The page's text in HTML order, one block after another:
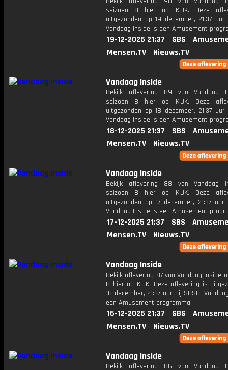
seizoen 8 hier op KIJK. Deze
uitgezonden op 19 december, 21:37
Vandaag Inside is een Amusement
19-12-2025 21:37 SBS
Mensen.TV
Nieuws.TV
Vandaag Inside
Bekijk aflevering 89 van Vandaag
seizoen 8 hier op KIJK. Deze
uitgezonden op 18 december, 21:37
Vandaag Inside is een Amusement
18-12-2025 21:37 SBS
Mensen.TV
Nieuws.TV
Vandaag Inside
Bekijk aflevering 88 van Vandaag
seizoen 8 hier op KIJK. Deze
uitgezonden op 17 december, 21:37
Vandaag Inside is een Amusement
17-12-2025 21:37 SBS
Mensen.TV
Nieuws.TV
Vandaag Inside
Bekijk aflevering 87 van Vandaag Inside
8 hier op KIJK. Deze aflevering is
16 december, 21:37 uur bij SBS6.
een Amusement programma
16-12-2025 21:37 SBS
Mensen.TV
Nieuws.TV
Vandaag Inside
Bekijk aflevering 86 van Vandaag